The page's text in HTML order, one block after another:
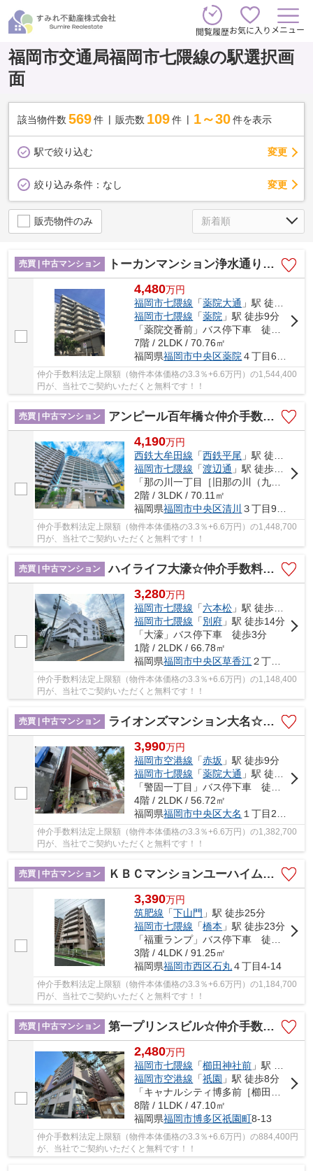
閲覧履歴お気に入り メニュー
福岡市交通局福岡市七隈線の駅選択画
面
該当物件数 569件 販売数 109 件 1～30 件を表示
駅で絞り込む 変更
絞り込み条件： なし 変更
販売物件のみ
売買 | 中古マンション トーカンマンション浄水通り☆仲介手数料無料☆
4,480万円
福岡市七隈線 「薬院大通 」駅 徒歩3分
福岡市七隈線 「薬院 」駅 徒歩9分
「薬院交番前」バス停下車 徒歩2分
7階 / 2LDK / 70.76㎡
福岡県福岡市中央区薬院４丁目6-22
仲介手数料法定上限額（物件本体価格の3.3％+6.6万円）の1,544,400
円が、当社でご契約いただくと無料です！！
売買 | 中古マンション アンピール百年橋☆仲介手数料無料☆
4,190万円
西鉄大牟田線 「西鉄平尾 」駅 徒歩13分
福岡市七隈線 「渡辺通 」駅 徒歩15分
「那の川一丁目［旧那の川（九電工前）］」バス停下車 徒歩3分
2階 / 3LDK / 70.11㎡
福岡県福岡市中央区清川 ３丁目9-23
仲介手数料法定上限額（物件本体価格の3.3％+6.6万円）の1,448,700
円が、当社でご契約いただくと無料です！！
売買 | 中古マンション ハイライフ大濠☆仲介手数料無料☆
3,280万円
福岡市七隈線 「六本松 」駅 徒歩9分
福岡市七隈線 「別府 」駅 徒歩14分
「大濠」バス停下車 徒歩3分
1階 / 2LDK / 66.78㎡
福岡県福岡市中央区草香江 ２丁目12-4
仲介手数料法定上限額（物件本体価格の3.3％+6.6万円）の1,148,400
円が、当社でご契約いただくと無料です！！
売買 | 中古マンション ライオンズマンション大名☆仲介手数料無料☆
3,990万円
福岡市空港線 「赤坂 」駅 徒歩9分
福岡市七隈線 「薬院大通 」駅 徒歩10分
4階 / 2LDK / 56.72㎡
福岡県福岡市中央区大名 １丁目2-20
仲介手数料法定上限額（物件本体価格の3.3％+6.6万円）の1,382,700
円が、当社でご契約いただくと無料です！！
売買 | 中古マンション ＫＢＣマンションユーハイム福重☆仲介手数料無料☆
3,390万円
筑肥線 「下山門 」駅 徒歩25分
福岡市七隈線 「橋本 」駅 徒歩23分
3階 / 4LDK / 91.25㎡
福岡県福岡市西区石丸４丁目4-14
仲介手数料法定上限額（物件本体価格の3.3％+6.6万円）の1,184,700
円が、当社でご契約いただくと無料です！！
売買 | 中古マンション 第一プリンスビル☆仲介手数料無料☆
2,480万円
福岡市七隈線 「櫛田神社前 」駅 徒歩2分
福岡市空港線 「祇園 」駅 徒歩8分
8階 / 1LDK / 47.10㎡
福岡県福岡市博多区祇園町8-13
仲介手数料法定上限額（物件本体価格の3.3％+6.6万円）の884,400円
が、当社でご契約いただくと無料です！！